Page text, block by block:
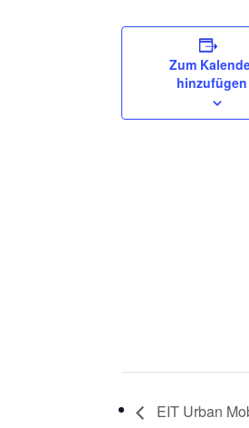
Zum
hinzufügen
EIT Urban